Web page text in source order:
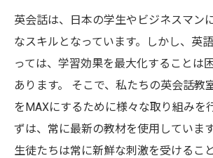
英会話は、日本の学生やビジネスマン
なスキルとなっています。しかし、英
っては、学習効果を最大化することは
あります。 そこで、私たちの英会話教
をMAXにするために様々な取り組みを
ずは、常に最新の教材を使用していま
生徒たちは常に新鮮な刺激を受けるこ